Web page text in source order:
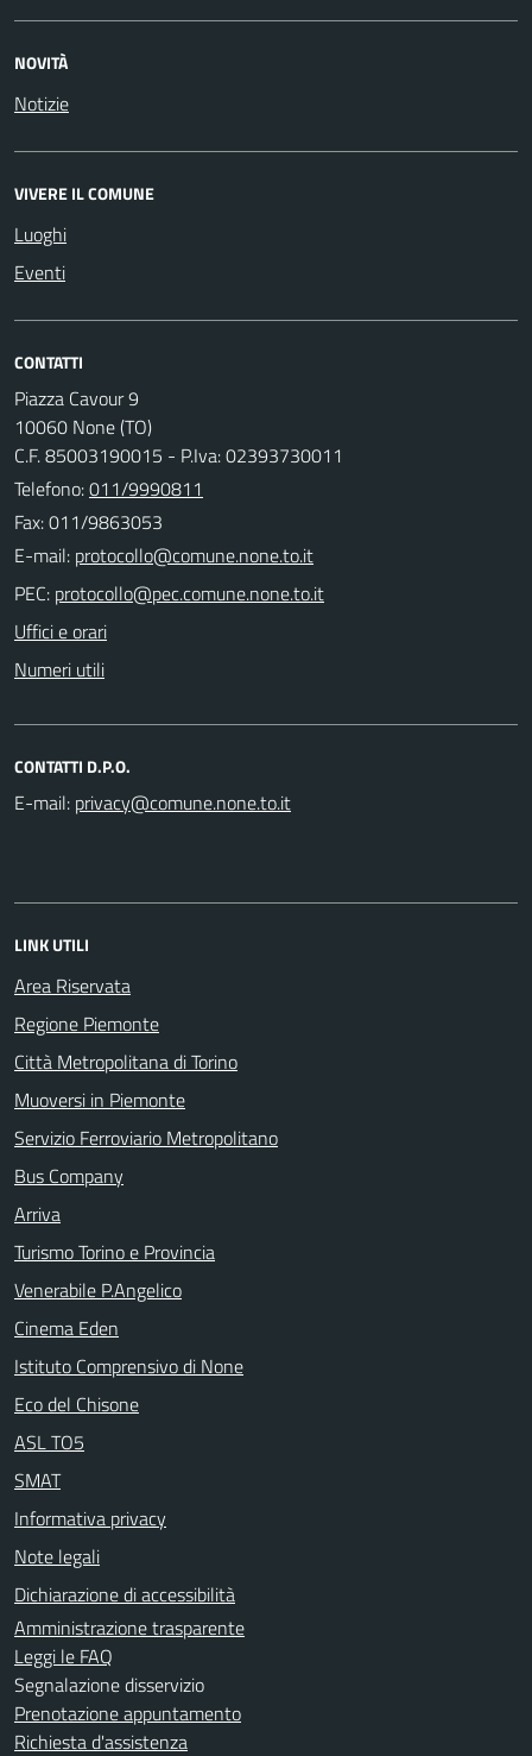
NOVITÀ
Notizie
VIVERE IL COMUNE
Luoghi
Eventi
CONTATTI
Piazza Cavour 9
10060 None (TO)
C.F. 85003190015 - P.Iva: 02393730011
Telefono:011/9990811
Fax: 011/9863053
E-mail:
PEC:
Uffici e orari
Numeri utili
CONTATTI D.P.O.
E-mail:
LINK UTILI
Area Riservata
Regione Piemonte
Città Metropolitana di Torino
Muoversi in Piemonte
Servizio Ferroviario Metropolitano
Bus Company
Arriva
Turismo Torino e Provincia
Venerabile P.Angelico
Cinema Eden
Istituto Comprensivo di None
Eco del Chisone
ASL TO5
SMAT
Informativa privacy
Note legali
Dichiarazione di accessibilità
Amministrazione trasparente
Leggi le FAQ
Segnalazione disservizio
Prenotazione appuntamento
Richiesta d'assistenza